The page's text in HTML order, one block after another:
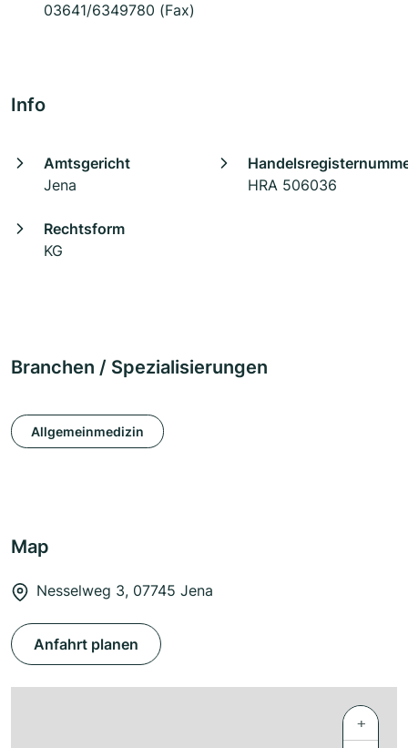
03641/6349780 (Fax)
Info
Amtsgericht
Jena
HRA 506036
Rechtsform
KG
Branchen / Spezialisierungen
Allgemeinmedizin
Map
Nesselweg 3, 07745 Jena
Anfahrt planen
+